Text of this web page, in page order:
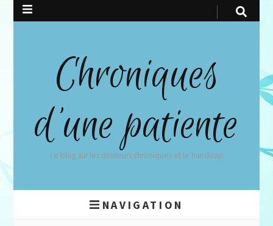
Chroniques
d'une patiente
Le blog sur les douleurs chroniques et le handicap
NAVIGATION